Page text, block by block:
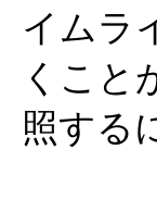
イムラ
くこと
照する